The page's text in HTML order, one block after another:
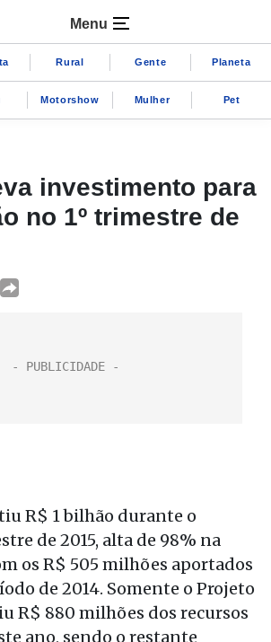
Menu
Rural Gente Planeta
Motorshow Mulher Pet
investimento para
no 1º trimestre de
R$ 1 bilhão durante o
de 2015, alta de 98% na
os R$ 505 milhões aportados
de 2014. Somente o Projeto
R$ 880 milhões dos recursos
ano, sendo o restante